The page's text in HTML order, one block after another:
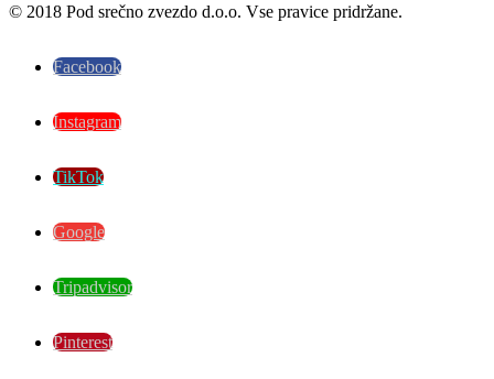
© 2018 Pod srečno zvezdo d.o.o. Vse pravice pridržane.
Facebook
Instagram
TikTok
Google
Tripadvisor
Pinterest